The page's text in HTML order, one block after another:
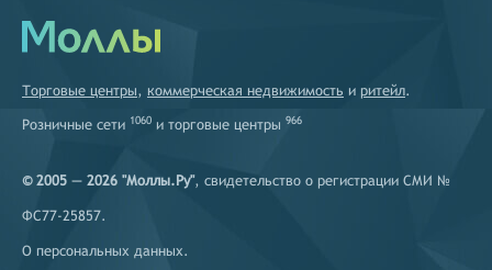
Торговые центры, коммерческая недвижимость и ритейл.
Розничные сети 1060 и торговые центры 966
© 2005 — 2026 "Моллы.Ру", свидетельство о регистрации СМИ №
ФС77-25857.
О персональных данных.